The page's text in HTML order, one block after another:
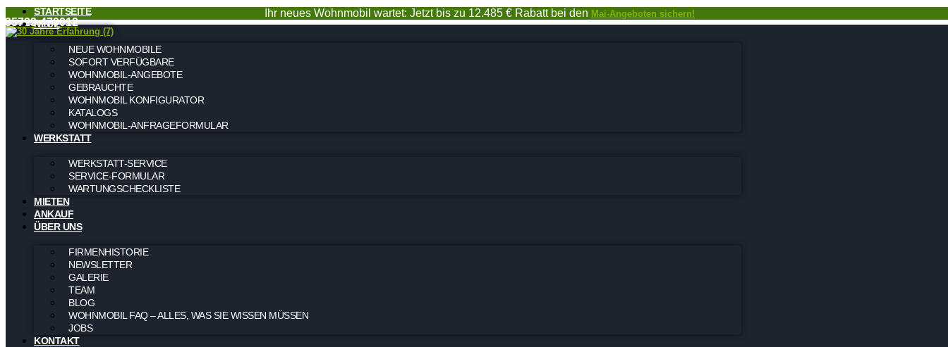
Ihr neues Wohnmobil wartet: Jetzt bis zu 12.485 € Rabatt bei den Mai-Angeboten sichern!
479012
STARTSEITE
NEUE
NEUE WOHNMOBILE
SOFORT VERFÜGBARE
WOHNMOBIL-ANGEBOTE
GEBRAUCHTE
WOHNMOBIL KONFIGURATOR
KATALOGS
WOHNMOBIL-ANFRAGEFORMULAR
WERKSTATT
WERKSTATT-SERVICE
SERVICE-FORMULAR
WARTUNGSCHECKLISTE
MIETEN
ANKAUF
ÜBER UNS
FIRMENHISTORIE
NEWSLETTER
GALERIE
TEAM
BLOG
WOHNMOBIL FAQ – ALLES, WAS SIE WISSEN MÜSSEN
JOBS
KONTAKT